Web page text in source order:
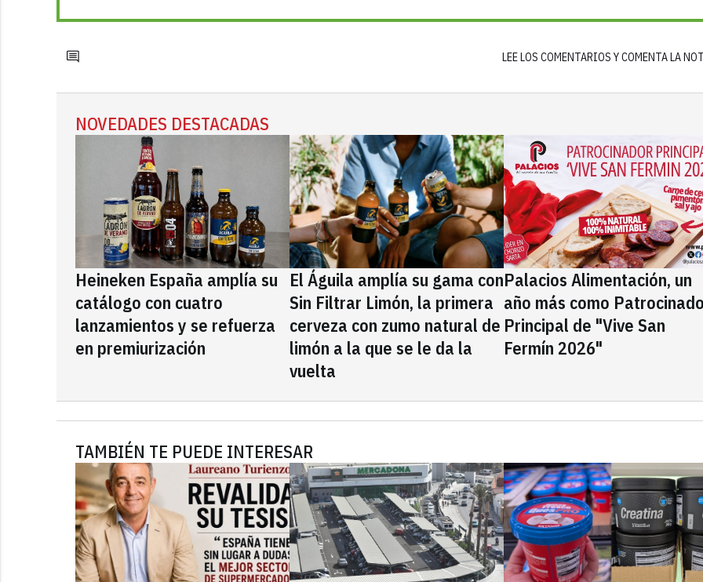
LEE LOS COMENTARIOS Y COMENTA LA
NOVEDADES DESTACADAS
Heineken España amplía su
catálogo con cuatro
lanzamientos y se refuerza
en premiurización
El Águila amplía su gama con
Sin Filtrar Limón, la primera
cerveza con zumo natural de
limón a la que se le da la
vuelta
Palacios Alimentación, un
año más como
Principal de "Vive San
Fermín 2026"
TAMBIÉN TE PUEDE INTERESAR